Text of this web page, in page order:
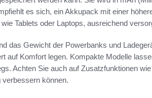
es sich, ein Akkupack mit einer
Tablets oder Laptops, ausreichend
das Gewicht der Powerbanks und
auf Komfort legen. Kompakte Modelle
Achten Sie auch auf Zusatzfunktionen
können.